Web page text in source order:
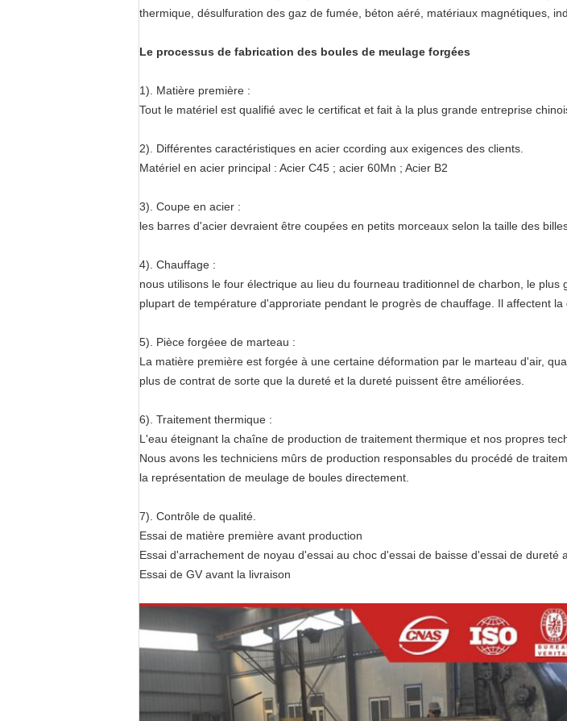
thermique, désulfuration des gaz de fumée, béton aéré, matériaux magnétiques,
Le processus de fabrication des boules de meulage forgées
1). Matière première :
Tout le matériel est qualifié avec le certificat et fait à la plus grande entreprise
2). Différentes caractéristiques en acier ccording aux exigences des clients.
Matériel en acier principal : Acier C45 ; acier 60Mn ; Acier B2
3). Coupe en acier :
les barres d'acier devraient être coupées en petits morceaux selon la taille des
4). Chauffage :
nous utilisons le four électrique au lieu du fourneau traditionnel de charbon, le
plupart de température d'approriate pendant le progrès de chauffage. Il affectent la
5). Pièce forgéee de marteau :
La matière première est forgée à une certaine déformation par le marteau d'air,
plus de contrat de sorte que la dureté et la dureté puissent être améliorées.
6). Traitement thermique :
L'eau éteignant la chaîne de production de traitement thermique et nos propres
Nous avons les techniciens mûrs de production responsables du procédé de
la représentation de meulage de boules directement.
7). Contrôle de qualité.
Essai de matière première avant production
Essai d'arrachement de noyau d'essai au choc d'essai de baisse d'essai de dureté
Essai de GV avant la livraison